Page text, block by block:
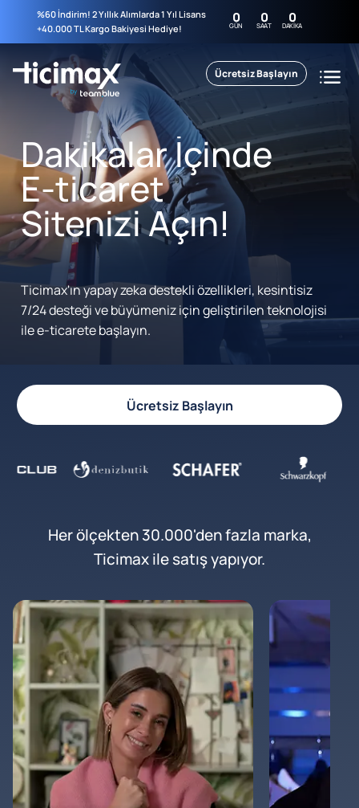
%60 İndirim! 2 Yıllık Alımlarda 1 Yıl Lisans
+40.000 TL Kargo Bakiyesi Hediye!
0
GÜN 0
SAAT 0
DAKIKA
Ücretsiz Başlayın
Dakikalar İçinde
E-ticaret
Sitenizi Açın!
Ticimax'ın yapay zeka destekli özellikleri, kesintisiz
7/24 desteği ve büyümeniz için geliştirilen teknolojisi
ile e-ticarete başlayın.
Ücretsiz Başlayın
Her ölçekten 30.000'den fazla marka,
Ticimax ile satış yapıyor.